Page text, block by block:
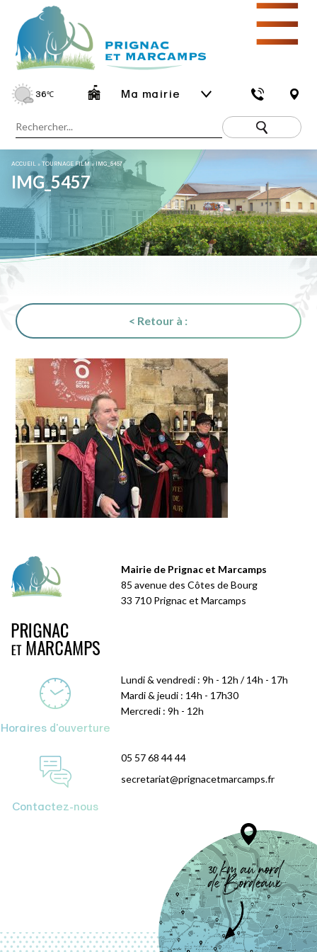
36℃ Ma mairie
☰
ACCUEIL »TOURNAGE FILM» IMG_5457
IMG_5457
< Retour à :
Mairie de Prignac et Marcamps
85 avenue des Côtes de Bourg
33 710 Prignac et Marcamps
Horaires d'ouverture
Lundi & vendredi : 9h - 12h / 14h - 17h
Mardi & jeudi : 14h - 17h30
Mercredi : 9h - 12h
Contactez-nous
05 57 68 44 44
secretariat@prignacetmarcamps.fr